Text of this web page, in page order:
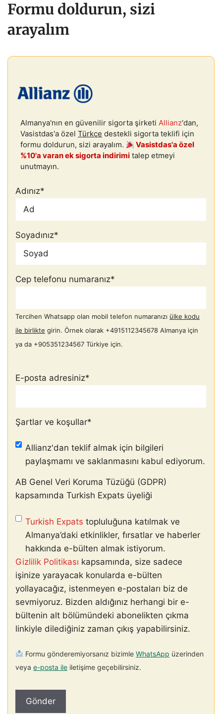
Formu doldurun, sizi
arayalım
Almanya'nın en güvenilir sigorta şirketi Allianz'dan,
Vasistdas'a özel Türkçe destekli sigorta teklifi için
formu doldurun, sizi arayalım.
Vasistdas'a özel
%10'a varan ek sigorta indirimi talep etmeyi
unutmayın.
Adınız*
Soyadınız*
Cep telefonu numaranız*
Tercihen Whatsapp olan mobil telefon numaranızı ülke kodu
ile birlikte girin. Örnek olarak +4915112345678 Almanya için
ya da +905351234567 Türkiye için.
E-posta adresiniz*
Şartlar ve koşullar*
Allianz'dan teklif almak için bilgileri
paylaşmamı ve saklanmasını kabul ediyorum.
AB Genel Veri Koruma Tüzüğü (GDPR)
kapsamında Turkish Expats üyeliği
Turkish Expats topluluğuna katılmak ve
Almanya’daki etkinlikler, fırsatlar ve haberler
hakkında e-bülten almak istiyorum.
Gizlilik Politikası kapsamında, size sadece
işinize yarayacak konularda e-bülten
yollayacağız, istenmeyen e-postaları biz de
sevmiyoruz. Bizden aldığınız herhangi bir e-
bültenin alt bölümündeki abonelikten çıkma
linkiyle dilediğiniz zaman çıkış yapabilirsiniz.
Formu gönderemiyorsanız bizimle WhatsApp üzerinden
veya e-posta ile iletişime geçebilirsiniz.